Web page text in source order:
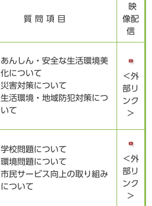
質 問 項 目
映
像配
信
あんしん・安全な生活環境美
化について
災害対策について
生活環境・地域防犯対策につ
いて
＜外
部リ
ンク
＞
学校問題について
環境問題について
市民サービス向上の取り組み
について
＜外
部リ
ンク
＞